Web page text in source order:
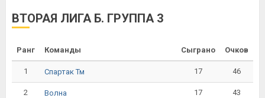
ВТОРАЯ ЛИГА Б. ГРУППА 3
Ранг Команды Сыграно Очков
1 Спартак Тм 17 46
2 Волна 17 43